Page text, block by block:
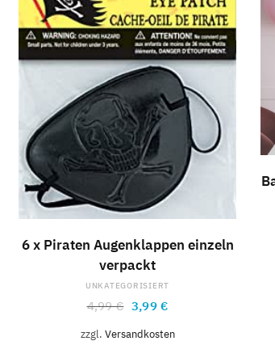
6 x Piraten Augenklappen einzeln
verpackt
UNKATEGORISIERT
4,99€ 3,99€
zzgl. Versandkosten